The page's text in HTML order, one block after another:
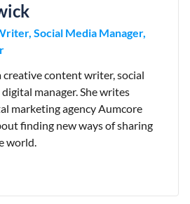
Social Media Manager,
creative content writer, social
manager. She writes
marketing agency Aumcore
finding new ways of sharing
world.